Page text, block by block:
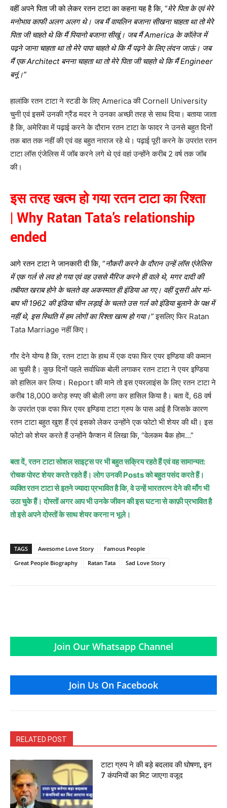
वहीं अपने पिता जी को लेकर रतन टाटा का कहना यह है कि, “मेरे पिता के एवं मेरे
मनोभाव काफी अलग अलग थे। जब मैं वायलिन बजाना सीखना चाहता था तो मेरे
पिता जी चाहते थे कि मैं पियानो बजाना सीखूं। जब मैं America के कॉलेज में
पढ़ने जाना चाहता था तो मेरे पापा चाहते थे कि मैं पढ़ने के लिए लंदन जाऊं। जब
मैं एक Architect बनना चाहता था तो मेरे पिता जी चाहते थे कि मैं Engineer
बनूं।”
हालांकि रतन टाटा ने स्टडी के लिए America की Cornell University
चुनी एवं इसमें उनकी ग्रैंड मदर ने उनका अच्छी तरह से साथ दिया। बताया जाता
है कि, अमेरिका में पढ़ाई करने के दौरान रतन टाटा के फादर ने उनसे बहुत दिनों
तक बात तक नहीं की एवं वह बहुत नाराज रहे थे। पढ़ाई पूरी करने के उपरांत रतन
टाटा लॉस एंजेलिस में जॉब करने लगे थे एवं वहां उन्होंने करीब 2 वर्ष तक जॉब
की।
इस तरह खत्म हो गया रतन टाटा का रिश्ता
| Why Ratan Tata’s relationship
ended
आगे रतन टाटा ने जानकारी दी कि, “नौकरी करने के दौरान उन्हें लॉस एंजेलिस
में एक गर्ल से लव हो गया एवं वह उससे मैरिज करने ही वाले थे, मगर दादी की
तबीयत खराब होने के चलते वह अकस्मात ही इंडिया आ गए। वहीं दूसरी ओर मां-
बाप भी 1962 की इंडिया चीन लड़ाई के चलते उस गर्ल को इंडिया बुलाने के पक्ष में
नहीं थे, इस स्थिति में हम लोगों का रिश्ता खत्म हो गया।”इसलिए फिर Ratan
Tata Marriage नहीं किए।
गौर देने योग्य है कि, रतन टाटा के हाथ में एक दफा फिर एयर इण्डिया की कमान
आ चुकी है। कुछ दिनों पहले सर्वाधिक बोली लगाकर रतन टाटा ने एयर इण्डिया
को हासिल कर लिया। Report की माने तो इस एयरलाइंस के लिए रतन टाटा ने
करीब 18,000 करोड़ रुपए की बोली लगा कर हासिल किया है। बता दें, 68 वर्ष
के उपरांत एक दफा फिर एयर इण्डिया टाटा ग्रुप के पास आई है जिसके कारण
रतन टाटा बहुत खुश हैं एवं इसको लेकर उन्होंने एक फोटो भी शेयर की थी। इस
फोटो को शेयर करते हैं उन्होंने कैप्शन में लिखा कि, “वेलकम बैक होम…”
बता दें, रतन टाटा सोशल साइट्स पर भी बहुत सक्रिय रहते हैं एवं वह सामान्यत:
रोचक पोस्ट शेयर करते रहते हैं। लोग उनकी Posts को बहुत पसंद करते हैं।
व्यक्ति रतन टाटा से इतने ज्यादा प्रभावित है कि, वे उन्हें भारतरत्न देने की माँग भी
उठा चुके हैं। दोस्तों अगर आप भी उनके जीवन की इस घटना से काफ़ी प्रभावित है
तो इसे अपने दोस्तों के साथ शेयर करना न भूले।
TAGS Awesome Love Story
Famous People
Great People Biography
Ratan Tata Sad Love Story
Join Our Whatsapp Channel
Join Us On Facebook
RELATED POST
टाटा ग्रुप ने की बड़े बदलाव की घोषणा, इन
7 कंपन‍ियों का मिट जाएगा वजूद